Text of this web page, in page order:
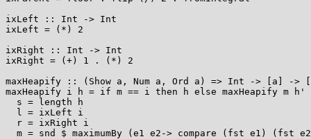
ixLeft :: Int -> Int
ixLeft = (*) 2
ixRight :: Int -> Int
ixRight = (+) 1 . (*) 2
maxHeapify :: (Show a, Num a, Ord a) => Int -> [a] ->
maxHeapify i h = if m == i then h else maxHeapify m h'
  s = length h
  l = ixLeft i
  r = ixRight i
m = snd $ maximumBy (e1 e2-> compare (fst e1) (fst